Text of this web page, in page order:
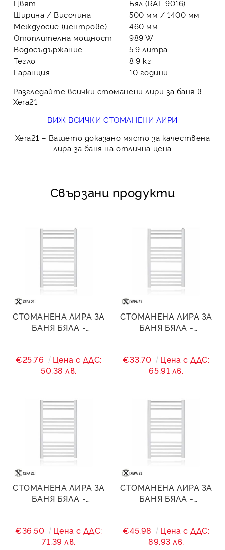
Цвят
Бял (RAL 9016)
Ширина / Височина
500 мм / 1400 мм
Междуосие (центрове)
460 мм
Отоплителна мощност
989 W
Водосъдържание
5.9 литра
Тегло
8.9 кг
Гаранция
10 години
Разгледайте всички стоманени лири за баня в
Xera21:
ВИЖ ВСИЧКИ СТОМАНЕНИ ЛИРИ
Xera21 – Вашето доказано място за качествена
лира за баня на отлична цена
Свързани продукти
СТОМАНЕНА ЛИРА ЗА
БАНЯ БЯЛА -
€25.76
Цена с ДДС:
50.38 лв.
СТОМАНЕНА ЛИРА ЗА
БАНЯ БЯЛА -
€33.70
Цена с ДДС:
65.91 лв.
СТОМАНЕНА ЛИРА ЗА
БАНЯ БЯЛА -
€36.50
Цена с ДДС:
71.39 лв.
СТОМАНЕНА ЛИРА ЗА
БАНЯ БЯЛА -
€45.98
Цена с ДДС:
89.93 лв.